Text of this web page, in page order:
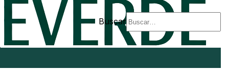
Buscar